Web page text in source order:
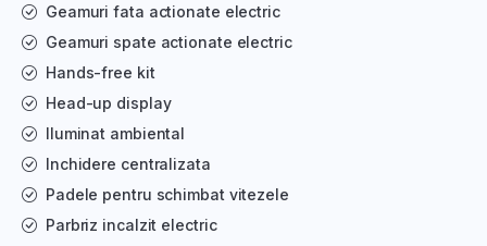
Geamuri fata actionate electric
Geamuri spate actionate electric
Hands-free kit
Head-up display
Iluminat ambiental
Inchidere centralizata
Padele pentru schimbat vitezele
Parbriz incalzit electric